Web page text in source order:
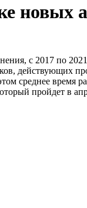
новых
с 2017 по
действующих
среднее время
пройдет в